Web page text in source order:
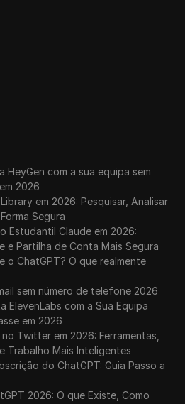
HeyGen com a sua equipa sem
2026
em 2026: Pesquisar, Analisar
Segura
Estudantil Claude em 2026:
e Partilha de Conta Mais Segura
o ChatGPT? O que realmente
sem número de telefone 2026
ElevenLabs com a Sua Equipa
em 2026
Twitter em 2026: Ferramentas,
Trabalho Mais Inteligentes
do ChatGPT: Guia Passo a
2026: O que Existe, Como